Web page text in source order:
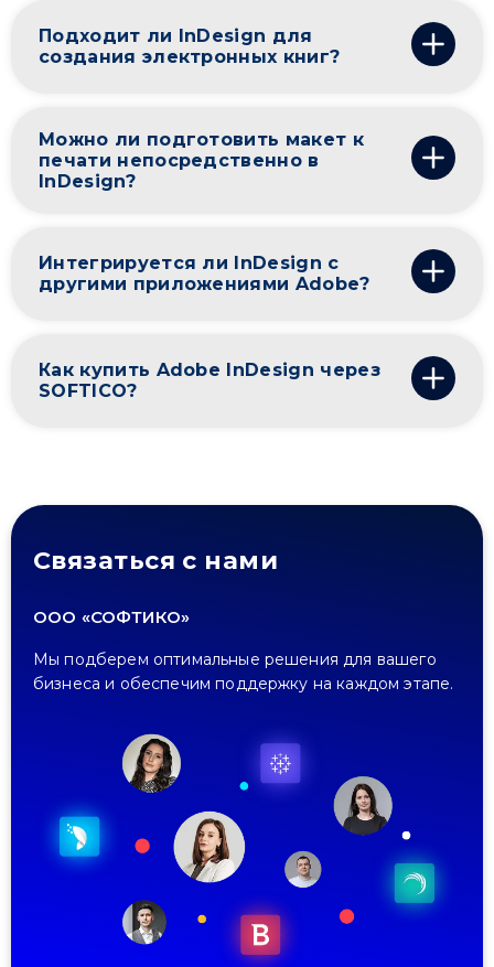
Подходит ли InDesign для
создания электронных книг?
Можно ли подготовить макет к
печати непосредственно в
InDesign?
Интегрируется ли InDesign с
другими приложениями Adobe?
Как купить Adobe InDesign через
SOFTICO?
Связаться с нами
ООО «СОФТИКО»
Мы подберем оптимальные решения для вашего
бизнеса и обеспечим поддержку на каждом этапе.